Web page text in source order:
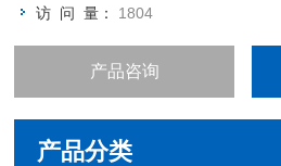
访 问 量： 1804
产品咨询
产品分类